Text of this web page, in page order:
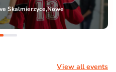
Skalmierzyce,Nowe
View all events